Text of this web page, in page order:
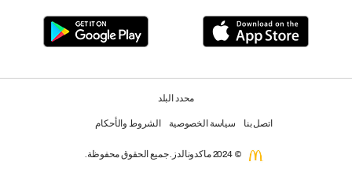
محدد البلد
اتصل بنا سياسة الخصوصية الشروط والأحكام
© 2024 ماكدونالدز. جميع الحقوق محفوظة.